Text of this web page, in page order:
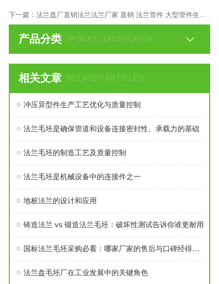
下一篇： 法兰盘厂直销法兰法兰厂家 直销 法兰管件 大型管件生产基地
产品分类 PRODUCT CLASSIFICATION
相关文章 RELATED ARTICLES
冲压异型件生产工艺优化与质量控制
法兰毛坯是确保管道和设备连接密封性、承载力的基础
法兰毛坯的制造工艺及质量控制
法兰毛坯是机械设备中的连接件之一
地桩法兰的设计和应用
铸造法兰 vs 锻造法兰毛坯：破坏性测试告诉你谁更耐用
国标法兰毛坯采购必看：哪家厂家的售后与口碑经得起考验？
法兰盘毛坯厂在工业发展中的关键角色